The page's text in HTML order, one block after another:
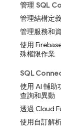
管理 SQL
管理結構定
管理服務和
使用
殊權限作業
SQL
使用 AI 輔助
查詢和異動
透過 Cloud
使用自訂解